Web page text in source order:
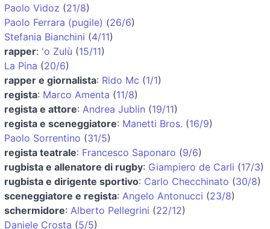
Paolo Vidoz (21/8)
Paolo Ferrara (pugile) (26/6)
Stefania Bianchini (4/11)
rapper: 'o Zulù (15/11)
La Pina (20/6)
rapper e giornalista: Rido Mc (1/1)
regista: Marco Amenta (11/8)
regista e attore: Andrea Jublin (19/11)
regista e sceneggiatore: Manetti Bros. (16/9)
Paolo Sorrentino (31/5)
regista teatrale: Francesco Saponaro (9/6)
rugbista e allenatore di rugby: Giampiero de Carli (17/3)
rugbista e dirigente sportivo: Carlo Checchinato (30/8)
sceneggiatore e regista: Angelo Antonucci (23/8)
schermidore: Alberto Pellegrini (22/12)
Daniele Crosta (5/5)